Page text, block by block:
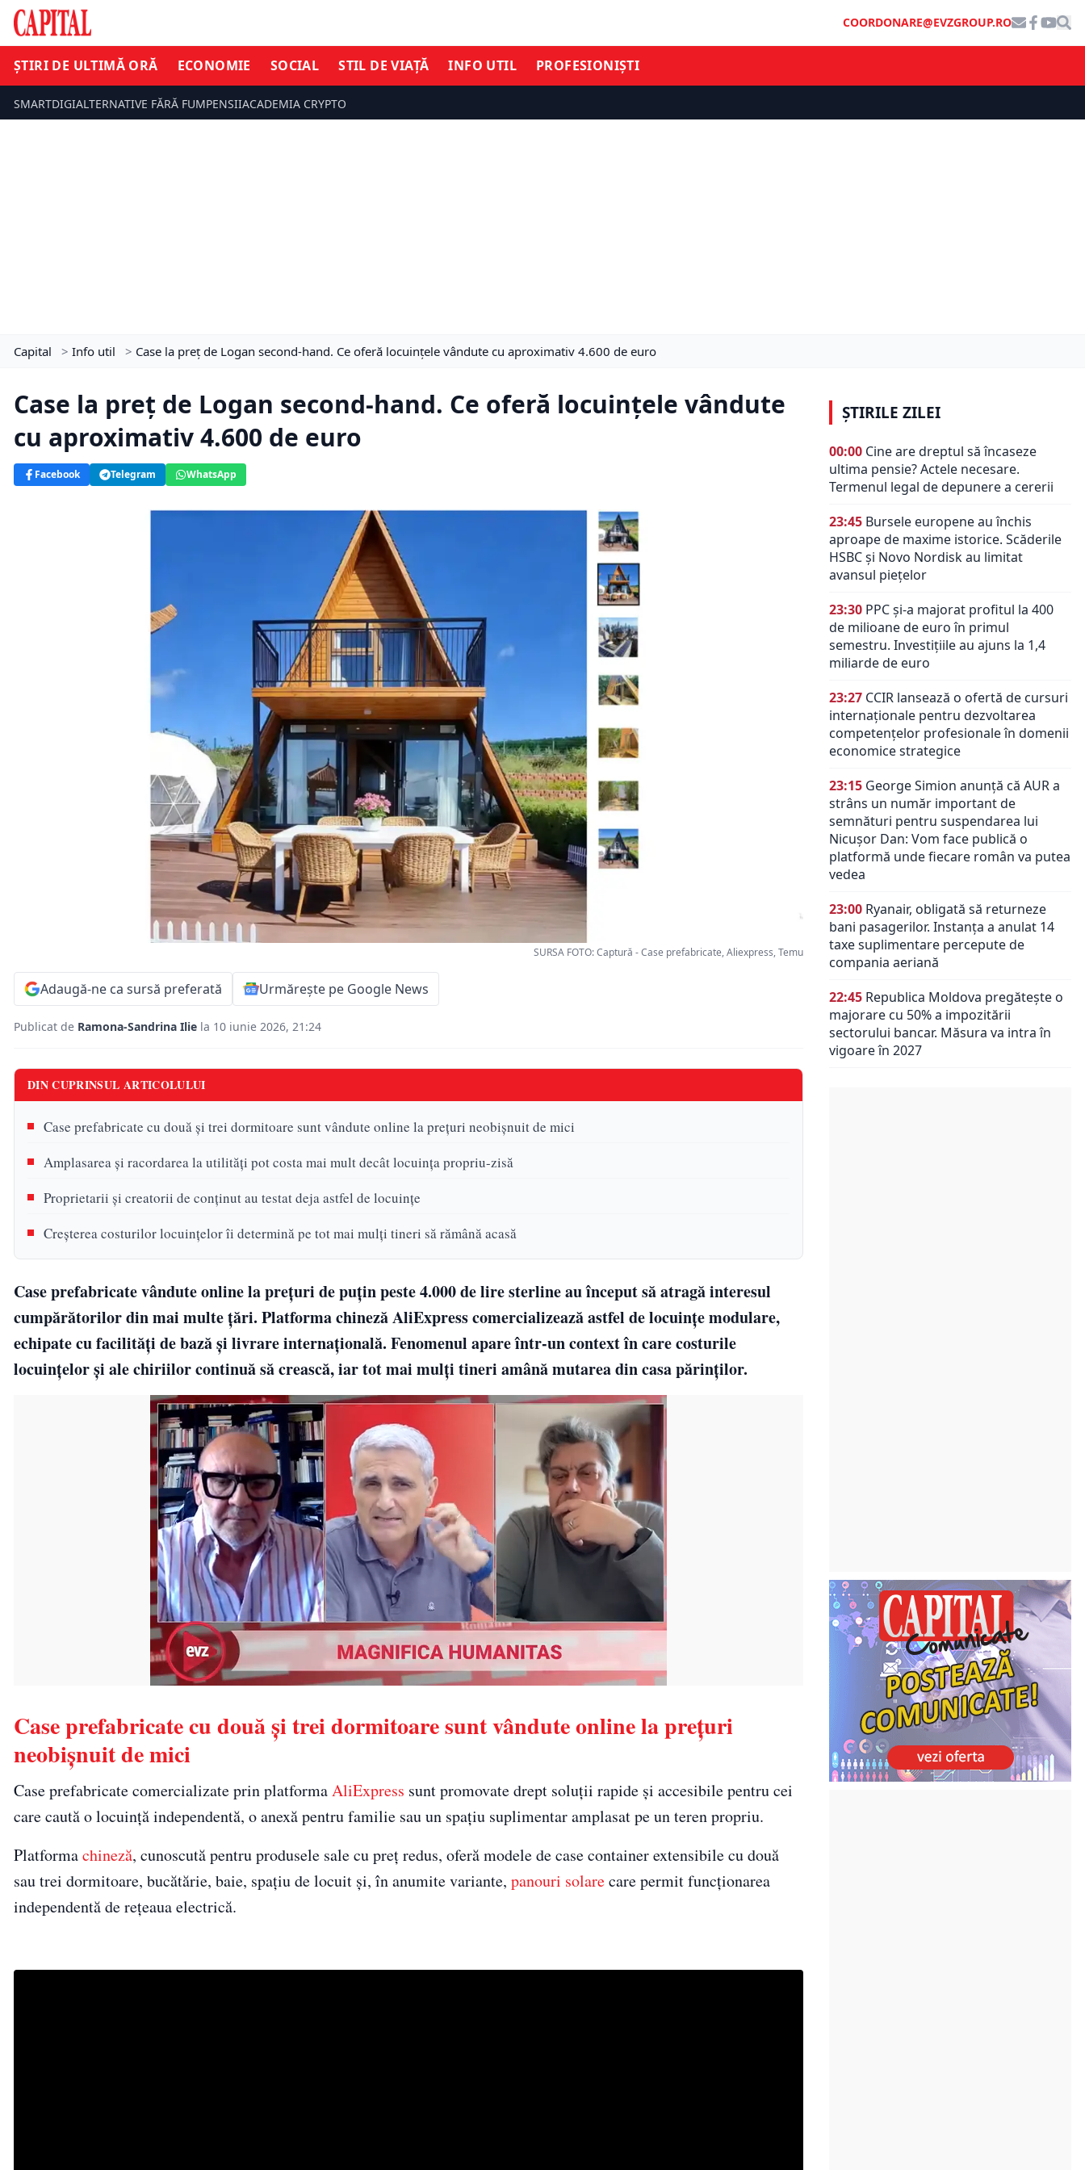
COORDONARE@EVZGROUP.RO
ȘTIRI DE ULTIMĂ ORĂ ECONOMIE SOCIAL STIL DE VIAȚĂ INFO UTIL PROFESIONIȘTI
SMARTDIGIALTERNATIVE FĂRĂ FUMPENSIIACADEMIA CRYPTO
Capital > Info util > Case la preț de Logan second-hand. Ce oferă locuințele vândute cu aproximativ 4.600 de euro
Case la preț de Logan second-hand. Ce oferă locuințele vândute
cu aproximativ 4.600 de euro
Facebook Telegram WhatsApp
SURSA FOTO: Captură - Case prefabricate, Aliexpress, Temu
Adaugă-ne ca sursă preferată Urmărește pe Google News
Publicat de Ramona-Sandrina Ilie la 10 iunie 2026, 21:24
DIN CUPRINSUL ARTICOLULUI
Case prefabricate cu două și trei dormitoare sunt vândute online la prețuri neobișnuit de mici
Amplasarea și racordarea la utilități pot costa mai mult decât locuința propriu-zisă
Proprietarii și creatorii de conținut au testat deja astfel de locuințe
Creșterea costurilor locuințelor îi determină pe tot mai mulți tineri să rămână acasă
Case prefabricate vândute online la prețuri de puțin peste 4.000 de lire sterline au început să atragă interesul
cumpărătorilor din mai multe țări. Platforma chineză AliExpress comercializează astfel de locuințe modulare,
echipate cu facilități de bază și livrare internațională. Fenomenul apare într-un context în care costurile
locuințelor și ale chiriilor continuă să crească, iar tot mai mulți tineri amână mutarea din casa părinților.
Case prefabricate cu două și trei dormitoare sunt vândute online la prețuri
neobișnuit de mici
Case prefabricate comercializate prin platformaAliExpress sunt promovate drept soluții rapide și accesibile pentru cei
care caută o locuință independentă, o anexă pentru familie sau un spațiu suplimentar amplasat pe un teren propriu.
Platformachineză, cunoscută pentru produsele sale cu preț redus, oferă modele de case container extensibile cu două
sau trei dormitoare, bucătărie, baie, spațiu de locuit și, în anumite variante, panouri solarecare permit funcționarea
independentă de rețeaua electrică.
ȘTIRILE ZILEI
00:00 Cine are dreptul să încaseze
ultima pensie? Actele necesare.
Termenul legal de depunere a cererii
23:45 Bursele europene au închis
aproape de maxime istorice. Scăderile
HSBC și Novo Nordisk au limitat
avansul piețelor
23:30 PPC și-a majorat profitul la 400
de milioane de euro în primul
semestru. Investițiile au ajuns la 1,4
miliarde de euro
23:27 CCIR lansează o ofertă de cursuri
internaționale pentru dezvoltarea
competențelor profesionale în domenii
economice strategice
23:15 George Simion anunță că AUR a
strâns un număr important de
semnături pentru suspendarea lui
Nicușor Dan: Vom face publică o
platformă unde fiecare român va putea
vedea
23:00 Ryanair, obligată să returneze
bani pasagerilor. Instanța a anulat 14
taxe suplimentare percepute de
compania aeriană
22:45 Republica Moldova pregătește o
majorare cu 50% a impozitării
sectorului bancar. Măsura va intra în
vigoare în 2027